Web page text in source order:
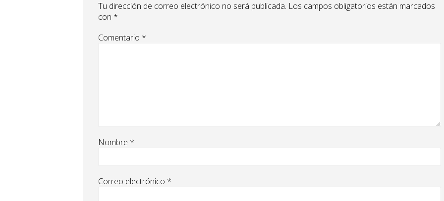
Tu dirección de correo electrónico no será publicada. Los campos obligatorios están marcados
con *
Comentario *
Nombre *
Correo electrónico *